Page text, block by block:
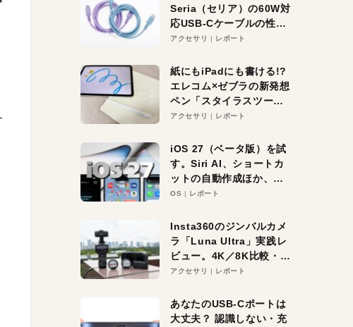
Seria（セリア）の60W対
応USB-Cケーブルの性能
を検証。超コスパの1本を
アクセサリ レポート
紙にもiPadにも書ける!?
エレコム×ゼブラの新発想
ペン「スタイラスツーウ
ェイ」レビュー。持ち替
アクセサリ レポート
iOS 27（ベータ版）を試
す。Siri AI、ショートカ
ットの自動作成ほか、期
待大の便利機能5選。
る未来はすぐそこ！
OS レポート
Insta360のジンバルカメ
ラ「Luna Ultra」実践レ
ビュー。4K／8K比較・ズ
ーム・夜間撮影をチェッ
アクセサリ レポート
あなたのUSB-Cポートは
大丈夫？ 認識しない・充